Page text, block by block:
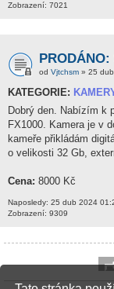
Zobrazení: 7021
PRODÁNO:
od Vjtchsm » 25
KATEGORIE:
Dobrý den. Nabízím k
FX1000. Kamera je v
kameře přikládám
o velikosti 32 Gb,
Cena: 8000 Kč
Naposledy: 25 dub 2024
Zobrazení: 9309